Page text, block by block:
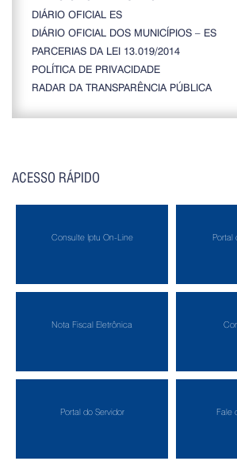
DIÁRIO OFICIAL ES
DIÁRIO OFICIAL DOS MUNICÍPIOS – ES
PARCERIAS DA LEI 13.019/2014
POLÍTICA DE PRIVACIDADE
RADAR DA TRANSPARÊNCIA PÚBLICA
ACESSO RÁPIDO
Consulte Iptu On-Line Portal
Nota Fiscal Eletrônica
Portal do Servidor Fale